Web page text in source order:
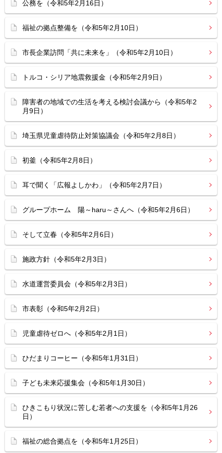
公務を（令和5年2月16日）
福祉の拠点整備を（令和5年2月10日）
市長企業訪問「共に未来を」（令和5年2月10日）
トルコ・シリア地震救援金（令和5年2月9日）
障害者の地域での生活を考える検討会議から（令和5年2
月9日）
埼玉県児童虐待防止対策協議会（令和5年2月8日）
初釜（令和5年2月8日）
耳で聞く「広報よしかわ」（令和5年2月7日）
グループホーム 陽～haru～さんへ（令和5年2月6日）
そして立春（令和5年2月6日）
施政方針（令和5年2月3日）
水道運営委員会（令和5年2月3日）
市表彰（令和5年2月2日）
児童虐待ゼロへ（令和5年2月1日）
ひだまりコーヒー（令和5年1月31日）
子ども未来応援集会（令和5年1月30日）
ひきこもり状況に苦しむ若者への支援を（令和5年1月26
日）
福祉の総合拠点を（令和5年1月25日）